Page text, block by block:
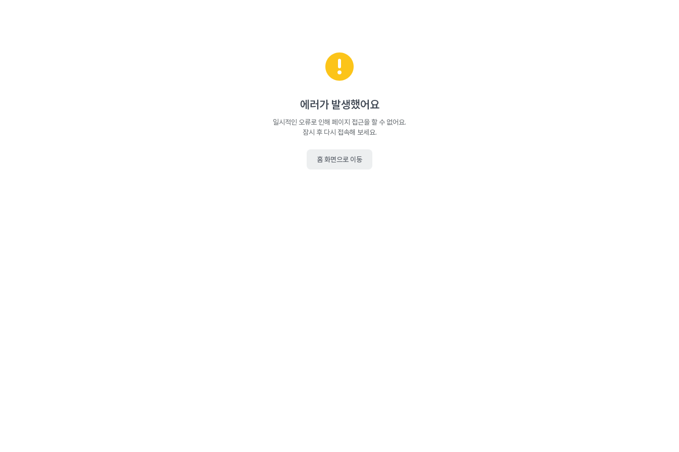
에러가 발생했어요
일시적인 오류로 인해 페이지 접근을 할 수 없어요.
잠시 후 다시 접속해 보세요.
홈 화면으로 이동